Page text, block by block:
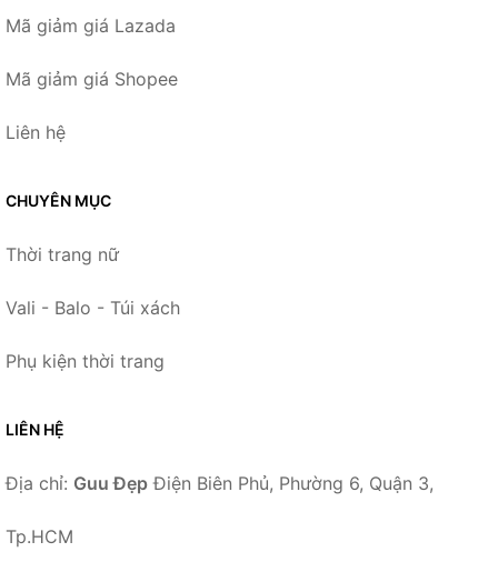
Mã giảm giá Lazada
Mã giảm giá Shopee
Liên hệ
CHUYÊN MỤC
Thời trang nữ
Vali - Balo - Túi xách
Phụ kiện thời trang
LIÊN HỆ
Địa chỉ: Guu Đẹp Điện Biên Phủ, Phường 6, Quận 3,
Tp.HCM